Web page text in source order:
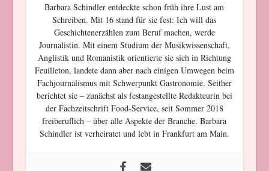
Barbara Schindler entdeckte schon früh ihre Lust am
Schreiben. Mit 16 stand für sie fest: Ich will das
Geschichtenerzählen zum Beruf machen, werde
Journalistin. Mit einem Studium der Musikwissenschaft,
Anglistik und Romanistik orientierte sie sich in Richtung
Feuilleton, landete dann aber nach einigen Umwegen beim
Fachjournalismus mit Schwerpunkt Gastronomie. Seither
berichtet sie – zunächst als festangestellte Redakteurin bei
der Fachzeitschrift Food-Service, seit Sommer 2018
freiberuflich – über alle Aspekte der Branche. Barbara
Schindler ist verheiratet und lebt in Frankfurt am Main.